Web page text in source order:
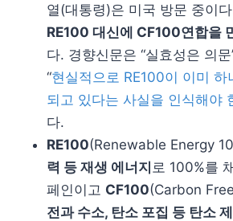
열(대통령)은 미국 방문 중이
RE100 대신에 CF100연합을
다. 경향신문은 “실효성은 의
“현실적으로 RE100이 이미 하
되고 있다는 사실을 인식해야
다.
RE100(Renewable Energy
력 등 재생 에너지 로 100%를
페인이고 CF100(Carbon
전과 수소, 탄소 포집 등 탄소